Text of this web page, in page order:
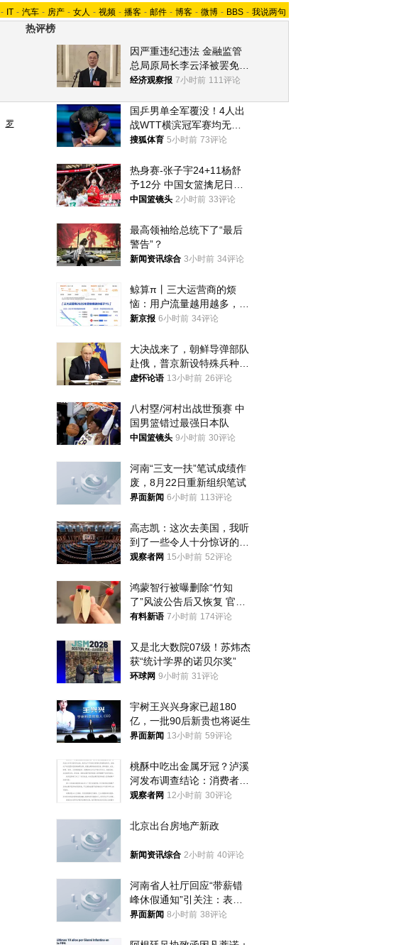
- IT - 汽车 - 房产 - 女人 - 视频 - 播客 - 邮件 - 博客 - 微博 - BBS - 我说两句
热评榜
因严重违纪违法 金融监管
总局原局长李云泽被罢免全
国人大代表
经济观察报 7小时前 111评论
国乒男单全军覆没！4人出
战WTT横滨冠军赛均无缘
八强
搜狐体育 5小时前 73评论
热身赛-张子宇24+11杨舒
予12分 中国女篮擒尼日利
亚
中国篮镜头 2小时前 33评论
最高领袖给总统下了“最后
警告”？
新闻资讯综合 3小时前 34评论
鲸算π丨三大运营商的烦
恼：用户流量越用越多，收
入却越来越少
新京报 6小时前 34评论
大决战来了，朝鲜导弹部队
赴俄，普京新设特殊兵种，
76岁老将扛旗
虚怀论语 13小时前 26评论
八村塁/河村出战世预赛 中
国男篮错过最强日本队
中国篮镜头 9小时前 30评论
河南“三支一扶”笔试成绩作
废，8月22日重新组织笔试
界面新闻 6小时前 113评论
高志凯：这次去美国，我听
到了一些令人十分惊讶的消
息
观察者网 15小时前 52评论
鸿蒙智行被曝删除“竹知
了”风波公告后又恢复 官媒
曾力挺：劝华为要大度的，
有料新语 7小时前 174评论
又是北大数院07级！苏炜杰
获“统计学界的诺贝尔奖”
环球网 9小时前 31评论
宇树王兴兴身家已超180
亿，一批90后新贵也将诞生
界面新闻 13小时前 59评论
桃酥中吃出金属牙冠？泸溪
河发布调查结论：消费者已
澄清，所发视频情况不属实
观察者网 12小时前 30评论
北京出台房地产新政
新闻资讯综合 2小时前 40评论
河南省人社厅回应“带薪错
峰休假通知”引关注：表述
不够准确，待修改后印发
界面新闻 8小时前 38评论
罗